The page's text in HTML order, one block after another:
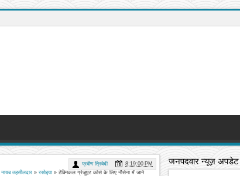
नायब तहसीलदार » रसोइया » टेक्निकल ग्रेजुएट कोर्स के लिए नौसेना में जाने
प्रवीण त्रिवेदी 8:19:00 PM जनपदवार न्यूज़ अपडेट